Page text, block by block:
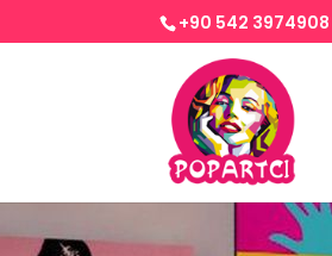
+90 542 3974908